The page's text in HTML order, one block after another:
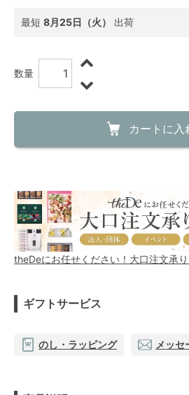
最短 8月25日（火） 出荷
数量
カートに入
theDeにお任せください！大口注文承
ギフトサービス
のし・ラッピング メッセ